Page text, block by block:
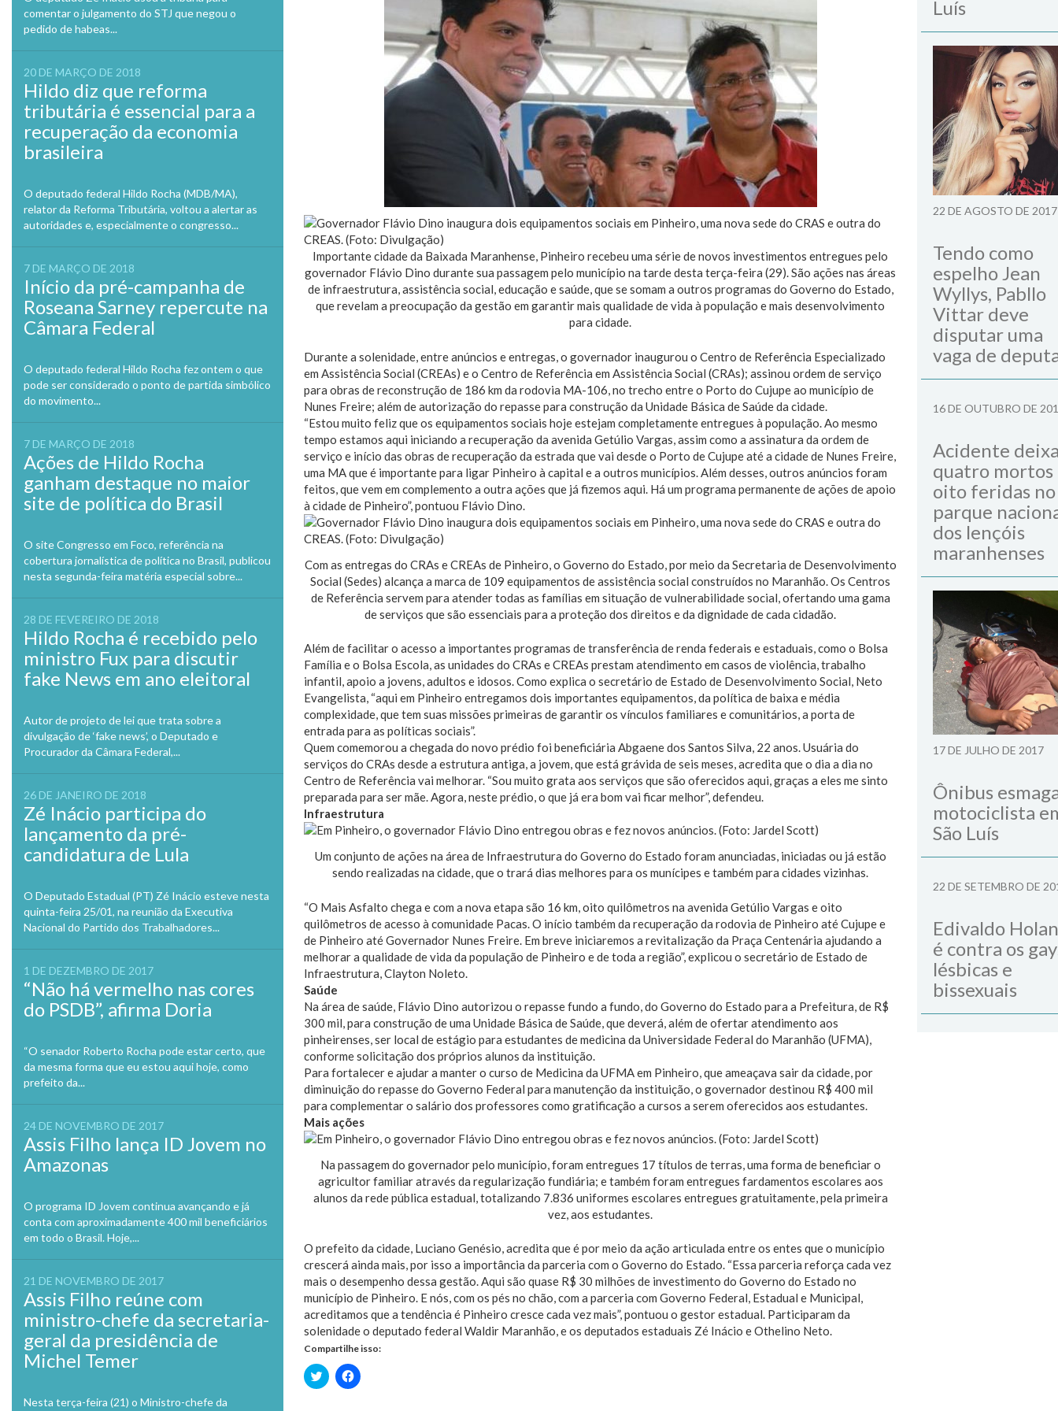
comentar o julgamento do STJ que negou o
pedido de habeas...
20 DE MARÇO DE 2018
Hildo diz que reforma
tributária é essencial para a
recuperação da economia
brasileira
O deputado federal Hildo Rocha (MDB/MA),
relator da Reforma Tributária, voltou a alertar as
autoridades e, especialmente o congresso...
7 DE MARÇO DE 2018
Início da pré-campanha de
Roseana Sarney repercute na
Câmara Federal
O deputado federal Hildo Rocha fez ontem o que
pode ser considerado o ponto de partida simbólico
do movimento...
7 DE MARÇO DE 2018
Ações de Hildo Rocha
ganham destaque no maior
site de política do Brasil
O site Congresso em Foco, referência na
cobertura jornalística de política no Brasil, publicou
nesta segunda-feira matéria especial sobre...
28 DE FEVEREIRO DE 2018
Hildo Rocha é recebido pelo
ministro Fux para discutir
fake News em ano eleitoral
Autor de projeto de lei que trata sobre a
divulgação de ‘fake news’, o Deputado e
Procurador da Câmara Federal,...
26 DE JANEIRO DE 2018
Zé Inácio participa do
lançamento da pré-
candidatura de Lula
O Deputado Estadual (PT) Zé Inácio esteve nesta
quinta-feira 25/01, na reunião da Executiva
Nacional do Partido dos Trabalhadores...
1 DE DEZEMBRO DE 2017
“Não há vermelho nas cores
do PSDB”, afirma Doria
“O senador Roberto Rocha pode estar certo, que
da mesma forma que eu estou aqui hoje, como
prefeito da...
24 DE NOVEMBRO DE 2017
Assis Filho lança ID Jovem no
Amazonas
O programa ID Jovem continua avançando e já
conta com aproximadamente 400 mil beneficiários
em todo o Brasil. Hoje,...
21 DE NOVEMBRO DE 2017
Assis Filho reúne com
ministro-chefe da secretaria-
geral da presidência de
Michel Temer
Nesta terça-feira (21) o Ministro-chefe da
Importante cidade da Baixada Maranhense, Pinheiro recebeu uma série de novos investimentos entregues pelo
governador Flávio Dino durante sua passagem pelo município na tarde desta terça-feira (29). São ações nas áreas
de infraestrutura, assistência social, educação e saúde, que se somam a outros programas do Governo do Estado,
que revelam a preocupação da gestão em garantir mais qualidade de vida à população e mais desenvolvimento
para cidade.
Durante a solenidade, entre anúncios e entregas, o governador inaugurou o Centro de Referência Especializado
em Assistência Social (CREAs) e o Centro de Referência em Assistência Social (CRAs); assinou ordem de serviço
para obras de reconstrução de 186 km da rodovia MA-106, no trecho entre o Porto do Cujupe ao município de
Nunes Freire; além de autorização do repasse para construção da Unidade Básica de Saúde da cidade.
“Estou muito feliz que os equipamentos sociais hoje estejam completamente entregues à população. Ao mesmo
tempo estamos aqui iniciando a recuperação da avenida Getúlio Vargas, assim como a assinatura da ordem de
serviço e início das obras de recuperação da estrada que vai desde o Porto de Cujupe até a cidade de Nunes Freire,
uma MA que é importante para ligar Pinheiro à capital e a outros municípios. Além desses, outros anúncios foram
feitos, que vem em complemento a outra ações que já fizemos aqui. Há um programa permanente de ações de apoio
à cidade de Pinheiro”, pontuou Flávio Dino.
Com as entregas do CRAs e CREAs de Pinheiro, o Governo do Estado, por meio da Secretaria de Desenvolvimento
Social (Sedes) alcança a marca de 109 equipamentos de assistência social construídos no Maranhão. Os Centros
de Referência servem para atender todas as famílias em situação de vulnerabilidade social, ofertando uma gama
de serviços que são essenciais para a proteção dos direitos e da dignidade de cada cidadão.
Além de facilitar o acesso a importantes programas de transferência de renda federais e estaduais, como o Bolsa
Família e o Bolsa Escola, as unidades do CRAs e CREAs prestam atendimento em casos de violência, trabalho
infantil, apoio a jovens, adultos e idosos. Como explica o secretário de Estado de Desenvolvimento Social, Neto
Evangelista, “aqui em Pinheiro entregamos dois importantes equipamentos, da política de baixa e média
complexidade, que tem suas missões primeiras de garantir os vínculos familiares e comunitários, a porta de
entrada para as políticas sociais”.
Quem comemorou a chegada do novo prédio foi beneficiária Abgaene dos Santos Silva, 22 anos. Usuária do
serviços do CRAs desde a estrutura antiga, a jovem, que está grávida de seis meses, acredita que o dia a dia no
Centro de Referência vai melhorar. “Sou muito grata aos serviços que são oferecidos aqui, graças a eles me sinto
preparada para ser mãe. Agora, neste prédio, o que já era bom vai ficar melhor”, defendeu.
Infraestrutura
Um conjunto de ações na área de Infraestrutura do Governo do Estado foram anunciadas, iniciadas ou já estão
sendo realizadas na cidade, que o trará dias melhores para os munícipes e também para cidades vizinhas.
“O Mais Asfalto chega e com a nova etapa são 16 km, oito quilômetros na avenida Getúlio Vargas e oito
quilômetros de acesso à comunidade Pacas. O início também da recuperação da rodovia de Pinheiro até Cujupe e
de Pinheiro até Governador Nunes Freire. Em breve iniciaremos a revitalização da Praça Centenária ajudando a
melhorar a qualidade de vida da população de Pinheiro e de toda a região”, explicou o secretário de Estado de
Infraestrutura, Clayton Noleto.
Saúde
Na área de saúde, Flávio Dino autorizou o repasse fundo a fundo, do Governo do Estado para a Prefeitura, de R$
300 mil, para construção de uma Unidade Básica de Saúde, que deverá, além de ofertar atendimento aos
pinheirenses, ser local de estágio para estudantes de medicina da Universidade Federal do Maranhão (UFMA),
conforme solicitação dos próprios alunos da instituição.
Para fortalecer e ajudar a manter o curso de Medicina da UFMA em Pinheiro, que ameaçava sair da cidade, por
diminuição do repasse do Governo Federal para manutenção da instituição, o governador destinou R$ 400 mil
para complementar o salário dos professores como gratificação a cursos a serem oferecidos aos estudantes.
Mais ações
Na passagem do governador pelo município, foram entregues 17 títulos de terras, uma forma de beneficiar o
agricultor familiar através da regularização fundiária; e também foram entregues fardamentos escolares aos
alunos da rede pública estadual, totalizando 7.836 uniformes escolares entregues gratuitamente, pela primeira
vez, aos estudantes.
O prefeito da cidade, Luciano Genésio, acredita que é por meio da ação articulada entre os entes que o município
crescerá ainda mais, por isso a importância da parceria com o Governo do Estado. “Essa parceria reforça cada vez
mais o desempenho dessa gestão. Aqui são quase R$ 30 milhões de investimento do Governo do Estado no
município de Pinheiro. E nós, com os pés no chão, com a parceria com Governo Federal, Estadual e Municipal,
acreditamos que a tendência é Pinheiro cresce cada vez mais”, pontuou o gestor estadual. Participaram da
solenidade o deputado federal Waldir Maranhão, e os deputados estaduais Zé Inácio e Othelino Neto.
Compartilhe isso:
Clique
para
Clique
para
Luís
22 DE AGOSTO DE 2017
Tendo como
espelho Jean
Wyllys, Pabllo
Vittar deve
disputar uma
vaga de
16 DE OUTUBRO DE
Acidente
quatro mortos
oito feridas no
parque
dos lençóis
maranhenses
17 DE JULHO DE 2017
Ônibus
motociclista
São Luís
22 DE SETEMBRO DE
Edivaldo
é contra os
lésbicas e
bissexuais